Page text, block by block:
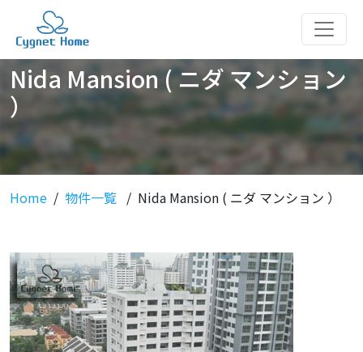
Nida Mansion ( ニダ マンション
）
Home 物件一覧 Nida Mansion ( ニダ マンション ）